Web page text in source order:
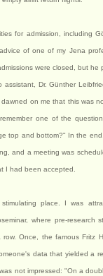
for admission, including
of one of my Jena
were closed, but
Dr. Günther
on me that this was
one of the
top and bottom?" In the
and a meeting was
I had been accepted.
place. I was
where pre-research
Once, the famous Fritz
data that yielded a
not impressed: "On a